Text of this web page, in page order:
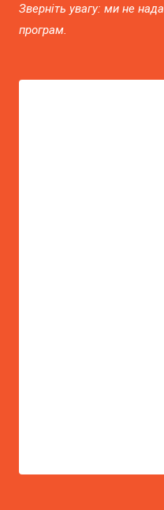
Зверніть увагу: ми не
програм.